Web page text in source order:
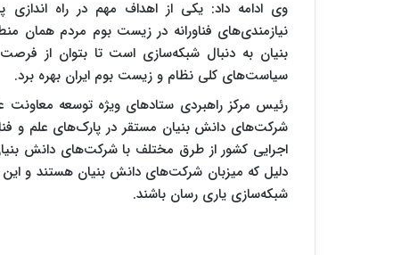
وی ادامه داد: یکی از اهداف مهم در راه
نیازمندی‌های فناورانه در زیست بوم مردم
بنیان به دنبال شبکه‌سازی است تا بتوان از
سیاست‌های کلی نظام و زیست بوم ایران بهره برد.
رئیس مرکز راهبردی ستادهای ویژه توسعه معاونت
شرکت‌های دانش بنیان مستقر در پارک‌های علم و
اجرایی کشور از طرق مختلف با شرکت‌های دانش
دلیل که میزبان شرکت‌های دانش بنیان هستند و این
شبکه‌سازی یاری رسان باشند.